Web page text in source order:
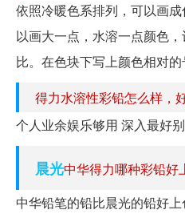
依照冷暖色系排列，可以画
以画大一点，水溶一点颜色
比。在色块下写上颜色相对
得力水溶性彩铅怎么样，
个人业余娱乐够用 深入最好
晨光中华得力哪种彩铅好
中华铅笔的铅比晨光的铅好